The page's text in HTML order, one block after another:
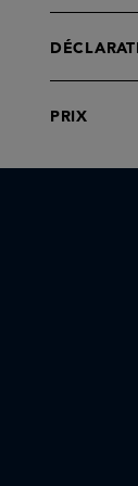
Floraïku
Juliette
PRIX